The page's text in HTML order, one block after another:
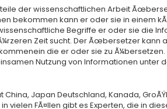
der wissenschaftlichen Arbeit
bekommen kann er oder sie in einem
Begriffe er oder sie die
Zeit sucht. Der Ãœbersetzer kann
die er oder sie zu Ã¼bersetzen.
Nutzung von Informationen unter
China, Japan Deutschland, Kanada,
vielen FÃ¤llen gibt es Experten, die in